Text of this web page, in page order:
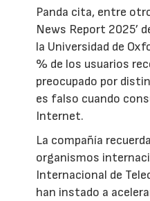
Panda cita, entre
News Report 2025’
la Universidad de
% de los usuarios
preocupado por
es falso cuando
Internet.
La compañía
organismos
Internacional de
han instado a